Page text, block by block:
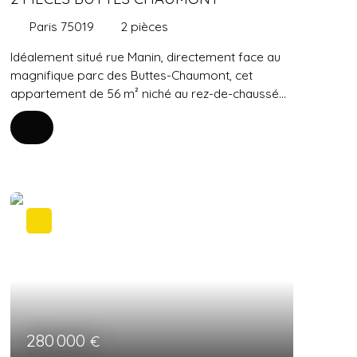
Paris 75019 2 pièces
Idéalement situé rue Manin, directement face au
magnifique parc des Buttes-Chaumont, cet
appartement de 56 m² niché au rez-de-chaussée
d’un somptueux immeuble en pierre de taille
propose un cadre de vie parisien privilégié et
verdoyant. Bénéficiant d'une accessibilité parfaite
l'ancien, mis en valeur par un superbe parquet en
façon très fluide avec une cuisine indépendante
aménagée, astucieusement dotée d'une
280 000€